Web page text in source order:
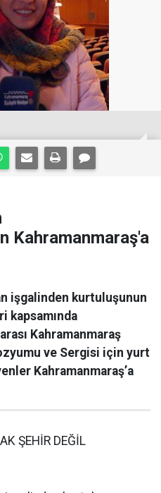
Kahramanmaraş'a
işgalinden kurtuluşunun
kapsamında
Kahramanmaraş
ve Sergisi için yurt
Kahramanmaraş’a
ŞEHİR DEĞİL